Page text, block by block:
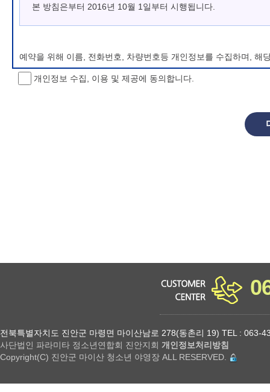
본 방침은부터 2016년 10월 1일부터 시행됩니다.
예약을 위해 이름, 전화번호, 차량번호등 개인정보를 수집하며, 해
개인정보 처리방침 변경
개인정보 수집, 이용 및 제공에 동의합니다.
전북특별자치도 진안군 마령면 마이산남로 278(동촌리 19) TEL : 063-
사단법인 파라미타 정소년연합회 진안지회 개인정보처리방침
Copyright(C) 진안군 마이산 청소년 야영장 ALL RESERVED.